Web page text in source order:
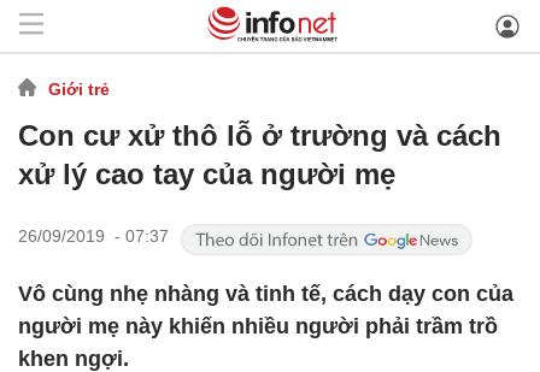
Giới trẻ
Con cư xử thô lỗ ở trường và cách
xử lý cao tay của người mẹ
26/09/2019 - 07:37
Vô cùng nhẹ nhàng và tinh tế, cách dạy con của
người mẹ này khiến nhiều người phải trầm trồ
khen ngợi.